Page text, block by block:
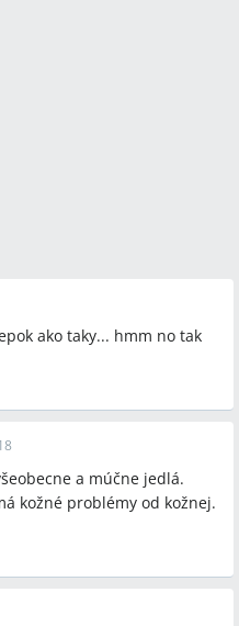
ako taky... hmm no tak
a múčne jedlá.
kožné problémy od kožnej.